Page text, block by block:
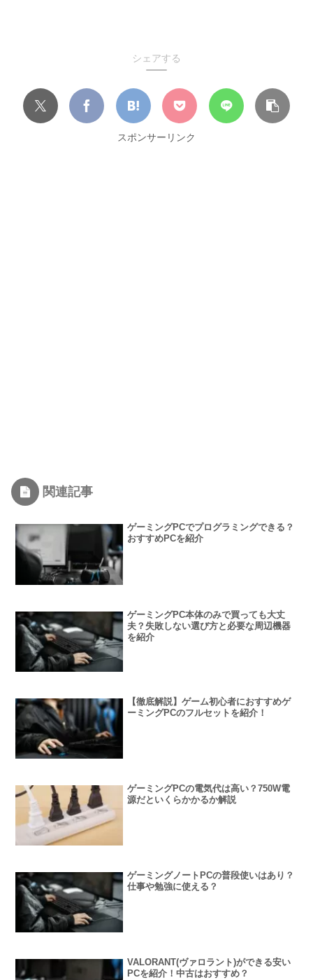
シェアする
スポンサーリンク
関連記事
ゲーミングPCでプログラミングできる？
おすすめPCを紹介
ゲーミングPC本体のみで買っても大丈
夫？失敗しない選び方と必要な周辺機器
を紹介
【徹底解説】ゲーム初心者におすすめゲ
ーミングPCのフルセットを紹介！
ゲーミングPCの電気代は高い？750W電
源だといくらかかるか解説
ゲーミングノートPCの普段使いはあり？
仕事や勉強に使える？
VALORANT(ヴァロラント)ができる安い
PCを紹介！中古はおすすめ？